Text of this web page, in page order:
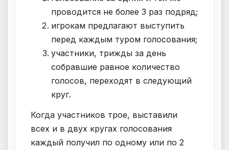
проводится не более 3 раз подряд;
игрокам предлагают выступить
перед каждым туром голосования;
участники, трижды за день
собравшие равное количество
голосов, переходят в следующий
круг.
Когда участников трое, выставили
всех и в двух кругах голосования
каждый получил по одному или по 2